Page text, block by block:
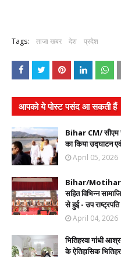
Tags: ताजा खबर देश प्रदेश
आपको ये पोस्ट पसंद आ सकती हैं
Bihar CM/ सीएम
का किया उद्घाटन एवं
April 05, 2026
Bihar/Motihari:
सहित विभिन्न
से हुई - उप
April 04, 2026
भितिहरवा गांधी
के ऐतिहासिक